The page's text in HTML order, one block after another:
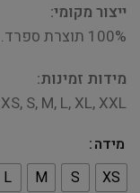
ייצור מקומי:
100% תוצרת ספרד.
מידות זמינות:
XS, S, M, L, XL, XXL.
מידה
XS
S
M
L